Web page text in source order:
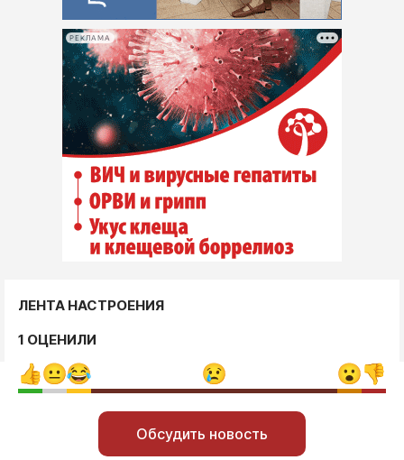
РЕКЛАМА
ЛЕНТА НАСТРОЕНИЯ
1 ОЦЕНИЛИ
Обсудить новость